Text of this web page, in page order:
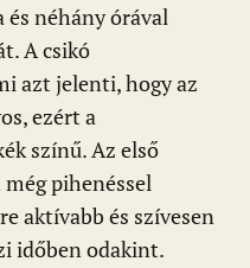
néhány órával
A csikó
azt jelenti, hogy az
ezért a
színű. Az első
pihenéssel
aktívabb és szívesen
időben odakint.